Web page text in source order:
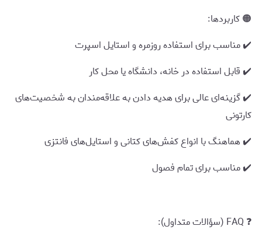
🟠 کاربردها:
✔️ مناسب برای استفاده روزمره و استایل اسپرت
✔️ قابل استفاده در خانه، دانشگاه یا محل کار
✔️ گزینه‌ای عالی برای هدیه دادن به علاقه‌مندان به شخصیت‌های
کارتونی
✔️ هماهنگ با انواع کفش‌های کتانی و استایل‌های فانتزی
✔️ مناسب برای تمام فصول
❓ FAQ (سؤالات متداول):